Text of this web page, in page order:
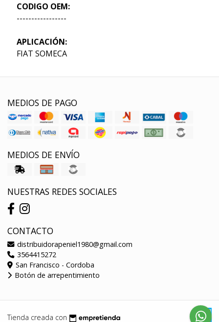
CODIGO OEM:
-----------------
APLICACIÓN:
FIAT SOMECA
MEDIOS DE PAGO
MEDIOS DE ENVÍO
NUESTRAS REDES SOCIALES
CONTACTO
distribuidorapeniel1980@gmail.com
3564415272
San Francisco - Cordoba
Botón de arrepentimiento
Tienda creada con